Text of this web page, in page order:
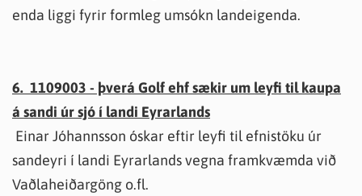
enda liggi fyrir formleg umsókn landeigenda.
6. 1109003 - þverá Golf ehf sækir um leyfi til kaupa
á sandi úr sjó í landi Eyrarlands
Einar Jóhannsson óskar eftir leyfi til efnistöku úr
sandeyri í landi Eyrarlands vegna framkvæmda við
Vaðlaheiðargöng o.fl.